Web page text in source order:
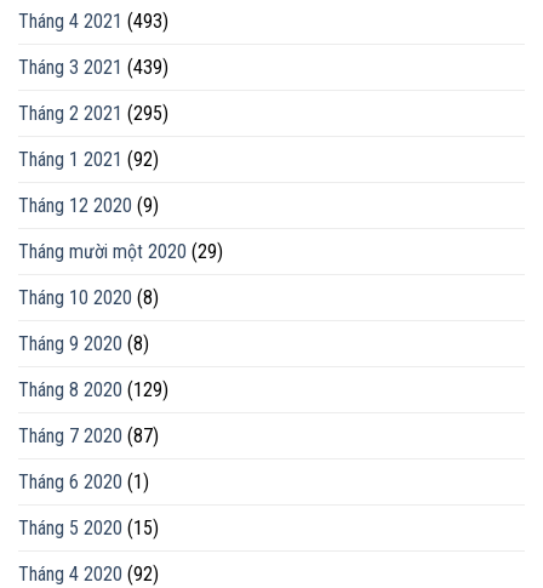
Tháng 4 2021 (493)
Tháng 3 2021 (439)
Tháng 2 2021 (295)
Tháng 1 2021 (92)
Tháng 12 2020 (9)
Tháng mười một 2020 (29)
Tháng 10 2020 (8)
Tháng 9 2020 (8)
Tháng 8 2020 (129)
Tháng 7 2020 (87)
Tháng 6 2020 (1)
Tháng 5 2020 (15)
Tháng 4 2020 (92)